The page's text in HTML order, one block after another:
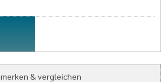
Opel
merken & vergleichen